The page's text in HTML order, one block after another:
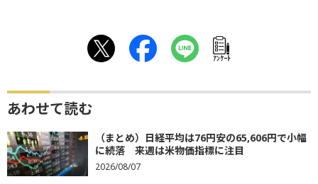
ｱﾝｹｰﾄ
あわせて読む
（まとめ）日経平均は76円安の65,606円で小幅
に続落 来週は米物価指標に注目
2026/08/07